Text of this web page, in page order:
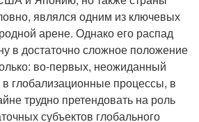
являлся одним из ключевых
арене. Однако его распад
в достаточно сложное положение
во-первых, неожиданный
глобализационные процессы, в
трудно претендовать на роль
субъектов глобального